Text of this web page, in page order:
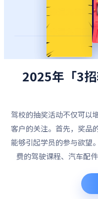
2025年「3
驾校的抽奖活动不仅可以
客户的关注。首先，奖品
能够引起学员的参与欲望
费的驾驶课程、汽车配